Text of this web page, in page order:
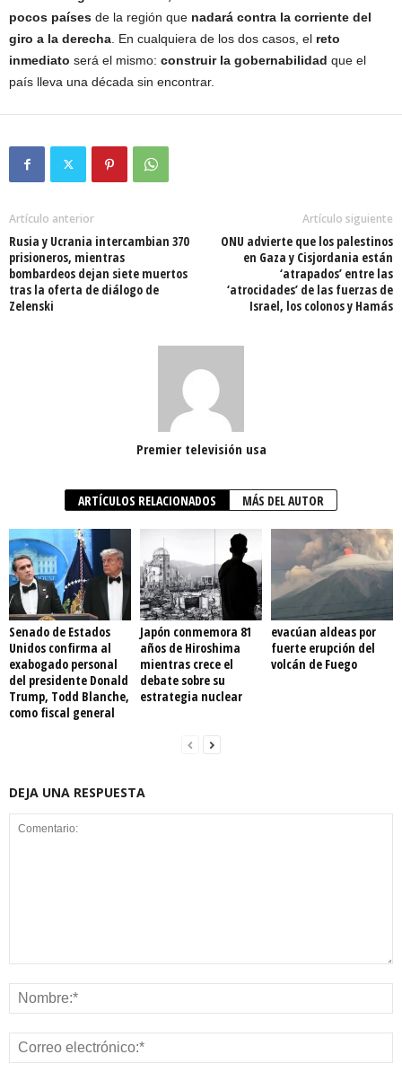
pocos países de la región que nadará contra la corriente del
giro a la derecha. En cualquiera de los dos casos, el reto
inmediato será el mismo: construir la gobernabilidad que el
país lleva una década sin encontrar.
Artículo anterior
Rusia y Ucrania intercambian 370
prisioneros, mientras
bombardeos dejan siete muertos
tras la oferta de diálogo de
Zelenski
Artículo siguiente
ONU advierte que los palestinos
en Gaza y Cisjordania están
‘atrapados’ entre las
‘atrocidades’ de las fuerzas de
Israel, los colonos y Hamás
Premier televisión usa
ARTÍCULOS RELACIONADOS MÁS DEL AUTOR
Senado de Estados
Unidos confirma al
exabogado personal
del presidente Donald
Trump, Todd Blanche,
como fiscal general
Japón conmemora 81
años de Hiroshima
mientras crece el
debate sobre su
estrategia nuclear
evacúan aldeas por
fuerte erupción del
volcán de Fuego
DEJA UNA RESPUESTA